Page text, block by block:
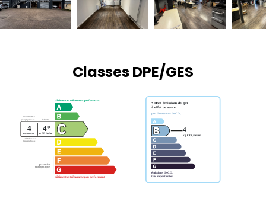
Classes DPE/GES